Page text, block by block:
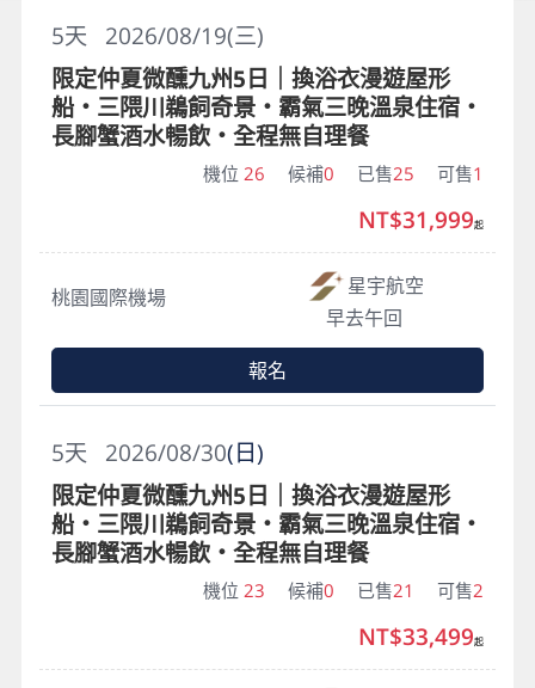
2026/08/19(三)
5天
限定仲夏微醺九州5日｜換浴衣漫遊屋形
船・三隈川鵜飼奇景・霸氣三晚溫泉住宿・
長腳蟹酒水暢飲・全程無自理餐
機位 26 候補0 已售25 可售1
桃園國際機場
星宇航空
早去午回
NT$31,999起
報名
2026/08/30(日)
5天
限定仲夏微醺九州5日｜換浴衣漫遊屋形
船・三隈川鵜飼奇景・霸氣三晚溫泉住宿・
長腳蟹酒水暢飲・全程無自理餐
機位 23 候補0 已售21 可售2
NT$33,499起